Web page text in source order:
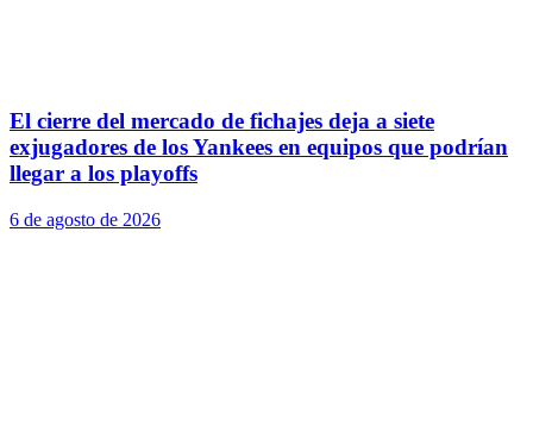
El cierre del mercado de fichajes deja a siete
exjugadores de los Yankees en equipos que podrían
llegar a los playoffs
6 de agosto de 2026